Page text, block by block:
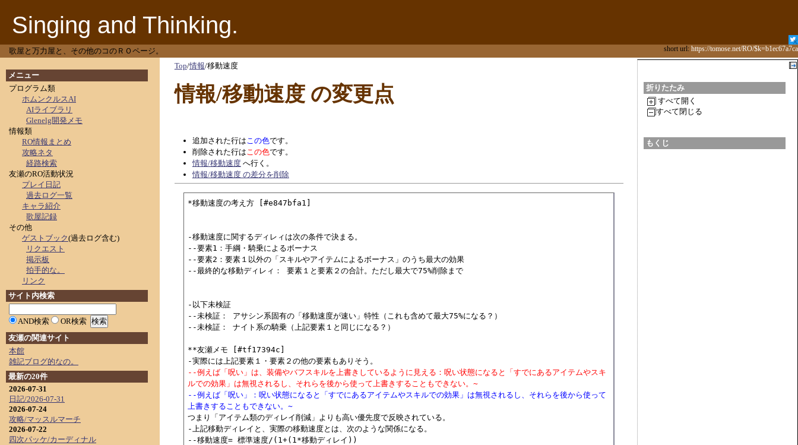
Singing and Thinking.
歌屋と万力屋と、その他のコのＲＯページ。 short url: https://tomose.net/RO/$k=b1ec67a7ca
Top/情報/移動速度
情報/移動速度の変更点
追加された行はこの色です。
削除された行はこの色です。
情報/移動速度へ行く。
情報/移動速度 の差分を削除
*移動速度の考え方 [#e847bfa1]
-移動速度に関するディレィは次の条件で決まる。
--要素1：手綱・騎乗によるボーナス
--要素2：要素１以外の「スキルやアイテムによるボーナス」のうち最大の効果
--最終的な移動ディレィ： 要素１と要素２の合計。ただし最大で75%削除まで
-以下未検証
--未検証： アサシン系固有の「移動速度が速い」特性（これも含めて最大75%になる？）
--未検証： ナイト系の騎乗（上記要素１と同じになる？）
**友瀬メモ [#tf17394c]
--例えば「呪い」は、装備やバフスキルを上書きしているように見える：呪い状態になると「すでにあるアイテムやスキ
ルでの効果」は無視されるし、それらを後から使って上書きすることもできない。~
--例えば「呪い」：呪い状態になると「すでにあるアイテムやスキルでの効果」は無視されるし、それらを後から使って
上書きすることもできない。~
つまり「アイテム類のディレイ削減」よりも高い優先度で反映されている。
-上記移動ディレイと、実際の移動速度とは、次のような関係になる。
--移動速度= 標準速度/(1+(1*移動ディレイ))
折りたたみ
すべて開く
すべて閉じる
もくじ
メニュー
プログラム類
ホムンクルスAI
AIライブラリ
Glenelg開発メモ
情報類
RO情報まとめ
攻略ネタ
経路検索
友瀬のRO活動状況
プレイ日記
過去ログ一覧
キャラ紹介
歌屋記録
その他
ゲストブック(過去ログ含む)
リクエスト
掲示板
拍手的な。
リンク
サイト内検索
AND検索
OR検索
友瀬の関連サイト
本館
雑記ブログ的なの。
最新の20件
2026-07-31
日記/2026-07-31
2026-07-24
攻略/マッスルマーチ
2026-07-22
四次パッケ/カーディナル